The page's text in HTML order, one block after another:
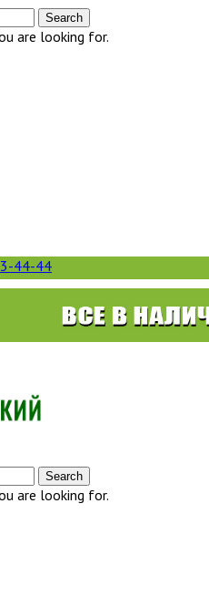
Search
are looking for.
44-44
Search
are looking for.